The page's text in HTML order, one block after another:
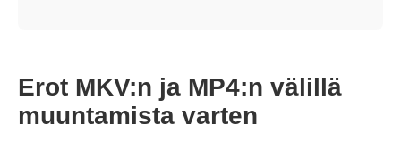
Erot MKV:n ja MP4:n välillä
muuntamista varten